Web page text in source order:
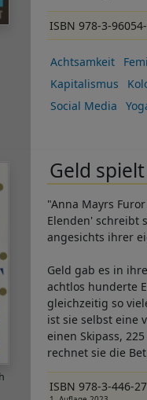
ISBN 978-3-
Achtsamkeit
Kapitalismus
Social Media
Geld
"Anna Mayrs
Elenden' schreibt
angesichts ihrer
Geld gab es in
achtlos hunderte
gleichzeitig so
ist sie selbst eine
einen Skipass,
rechnet sie die
ISBN 978-3-446-